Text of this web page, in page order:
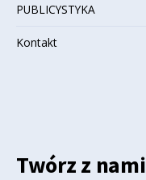
PUBLICYSTYKA
Kontakt
Twórz z nami